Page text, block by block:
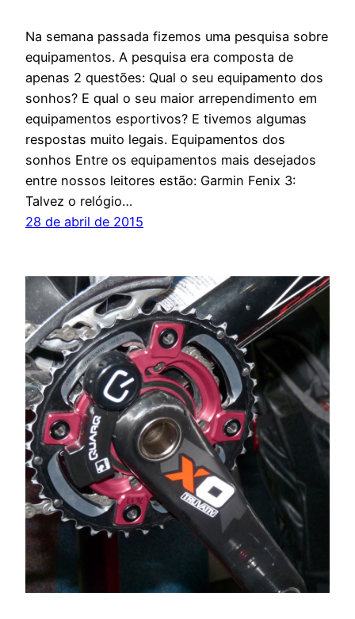
Na semana passada fizemos uma pesquisa sobre
equipamentos. A pesquisa era composta de
apenas 2 questões: Qual o seu equipamento dos
sonhos? E qual o seu maior arrependimento em
equipamentos esportivos? E tivemos algumas
respostas muito legais. Equipamentos dos
sonhos Entre os equipamentos mais desejados
entre nossos leitores estão: Garmin Fenix 3:
Talvez o relógio…
28 de abril de 2015